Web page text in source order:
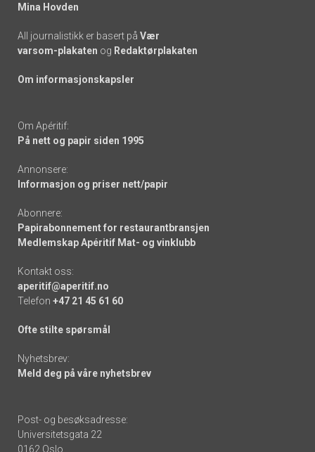
Mina Hovden
All journalistikk er basert på Vær
varsom-plakaten og Redaktørplakaten
Om informasjonskapsler
Om Apéritif:
På nett og papir siden 1995
Annonsere:
Informasjon og priser nett/papir
Abonnere:
Papirabonnement for restaurantbransjen
Medlemskap Apéritif Mat- og vinklubb
Kontakt oss:
aperitif@aperitif.no
Telefon +47 21 45 61 60
Ofte stilte spørsmål
Nyhetsbrev:
Meld deg på våre nyhetsbrev
Post- og besøksadresse:
Universitetsgata 22
0162 Oslo